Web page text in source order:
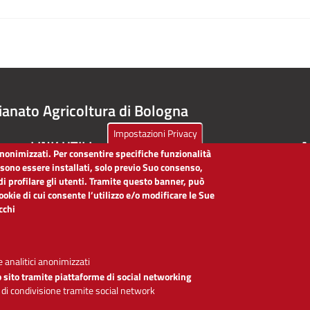
Agricoltura di Bologna
LINK UTILI
Dichiarazione di accessibilità
Obiettivi di accessibilità
Impostazioni Privacy
Per consentire specifiche funzionalità
essere installati, solo previo Suo consenso,
profilare gli utenti. Tramite questo banner, può
di cui consente l’utilizzo e/o modificare le Sue
analitici anonimizzati
sito tramite piattaforme di social networking
condivisione tramite social network